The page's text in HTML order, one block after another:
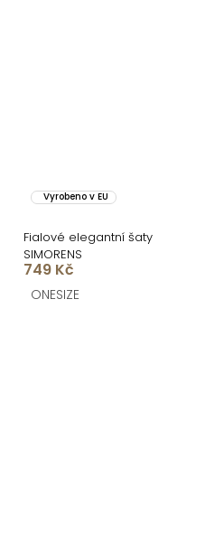
Vyrobeno v EU
Fialové elegantní šaty
SIMORENS
749 Kč
ONESIZE